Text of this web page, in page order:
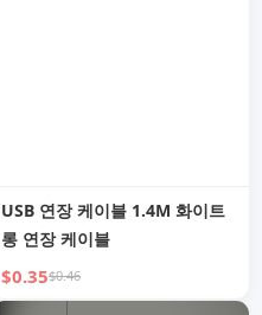
USB 연장 케이블 1.4M 화이트
롱 연장 케이블
$0.35$0.46